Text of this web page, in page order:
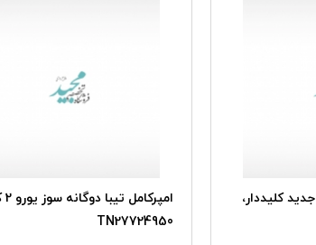
غربیلک فرمان پژو 207 جدید کلیددار،
TN27724950